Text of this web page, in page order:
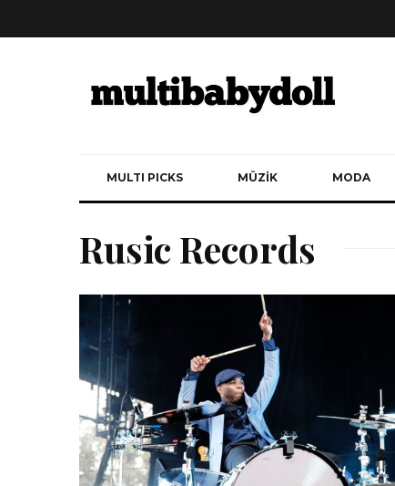
MULTI PICKS MÜZİK MODA
Rusic Records